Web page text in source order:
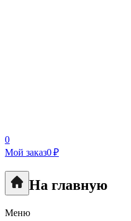
0
Мой заказ0 ₽
На главную
Меню